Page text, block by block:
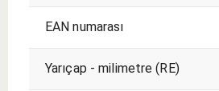
EAN numarası
Yarıçap - milimetre (RE)